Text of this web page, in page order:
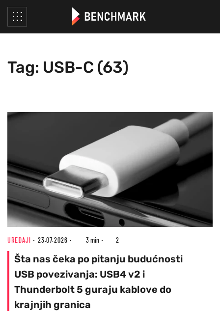
Tag: USB-C (63)
UREĐAJI 23.07.2026 3 min 2
Šta nas čeka po pitanju budućnosti
USB povezivanja: USB4 v2 i
Thunderbolt 5 guraju kablove do
krajnjih granica